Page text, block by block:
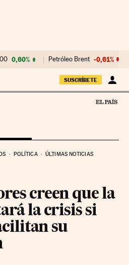
0,60% Petróleo Brent -0,61%
SUSCRÍBETE
POLÍTICA ÚLTIMAS NOTICIAS
creen que la
la crisis si
su